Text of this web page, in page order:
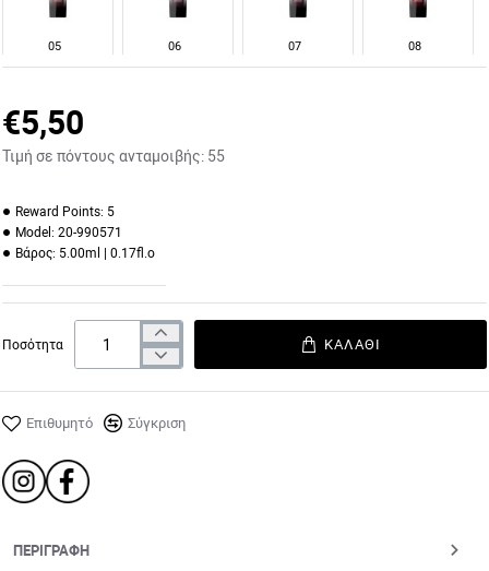
€5,50
Τιμή σε πόντους ανταμοιβής: 55
Reward Points: 5
Model: 20-990571
Βάρος: 5.00ml | 0.17fl.o
05 06 07 08
09
14
Ποσότητα ΚΑΛΆΘΙ
Επιθυμητό Σύγκριση
ΠΕΡΙΓΡΑΦΉ